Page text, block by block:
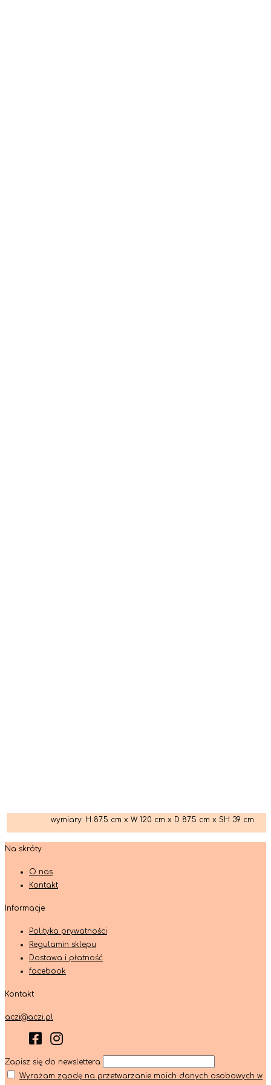
wymiary: H 87.5 cm x W 120 cm x D 87.5 cm x SH 39 cm
Na skróty
O nas
Kontakt
Informacje
Polityka prywatności
Regulamin sklepu
Dostawa i płatność
facebook
Kontakt
aczi@aczi.pl
Zapisz się do newslettera
Wyrażam zgodę na przetwarzanie moich danych osobowych w